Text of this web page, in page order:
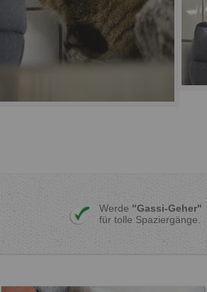
Werde "Gassi-Geher"
für tolle Spaziergänge.